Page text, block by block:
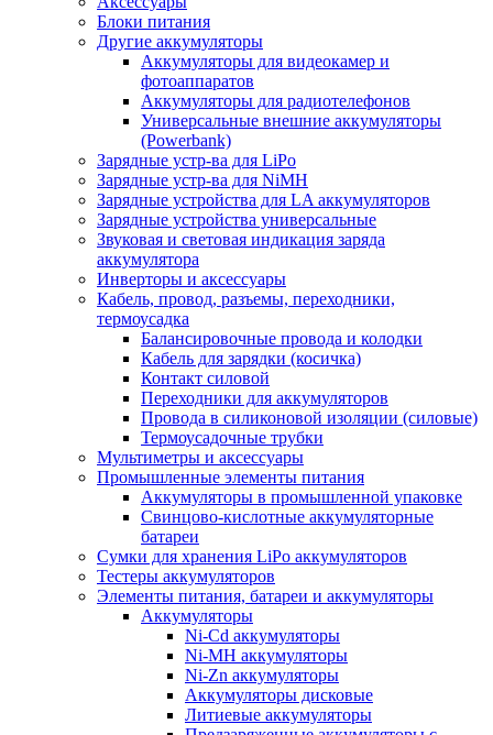
Блоки питания
Другие аккумуляторы
Аккумуляторы для видеокамер и
фотоаппаратов
Аккумуляторы для радиотелефонов
Универсальные внешние аккумуляторы
(Powerbank)
Зарядные устр-ва для LiPo
Зарядные устр-ва для NiMH
Зарядные устройства для LA аккумуляторов
Зарядные устройства универсальные
Звуковая и световая индикация заряда
аккумулятора
Инверторы и аксессуары
Кабель, провод, разъемы, переходники,
термоусадка
Балансировочные провода и колодки
Кабель для зарядки (косичка)
Контакт силовой
Переходники для аккумуляторов
Провода в силиконовой изоляции (силовые)
Термоусадочные трубки
Мультиметры и аксессуары
Промышленные элементы питания
Аккумуляторы в промышленной упаковке
Свинцово-кислотные аккумуляторные
батареи
Сумки для хранения LiPo аккумуляторов
Тестеры аккумуляторов
Элементы питания, батареи и аккумуляторы
Аккумуляторы
Ni-Cd аккумуляторы
Ni-MH аккумуляторы
Ni-Zn аккумуляторы
Аккумуляторы дисковые
Литиевые аккумуляторы